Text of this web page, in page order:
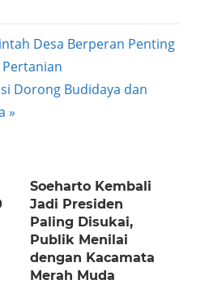
Desa Berperan Penting
Dorong Budidaya dan
Soeharto Kembali
Jadi Presiden
Paling Disukai,
Publik Menilai
dengan Kacamata
Merah Muda